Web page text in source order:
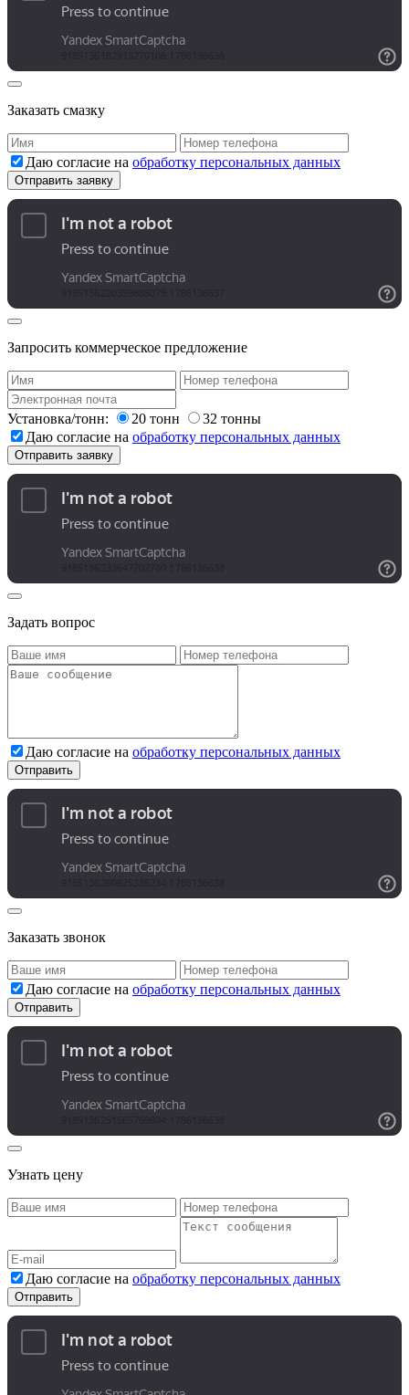
Заказать смазку
Даю согласие на обработку персональных данных
Запросить коммерческое предложение
Установка/тонн: 20 тонн
32 тонны
Даю согласие на обработку персональных данных
Задать вопрос
Даю согласие на обработку персональных данных
Заказать звонок
Даю согласие на обработку персональных данных
Узнать цену
Даю согласие на обработку персональных данных